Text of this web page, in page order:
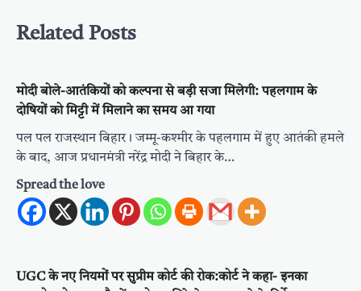
Related Posts
मोदी बोले-आतंकियों को कल्पना से बड़ी सजा मिलेगी: पहलगाम के
दोषियों को मिट्टी में मिलाने का समय आ गया
पल पल राजस्थान बिहार। जम्मू-कश्मीर के पहलगाम में हुए आतंकी हमले
के बाद, आज प्रधानमंत्री नरेंद्र मोदी ने बिहार के…
Spread the love
UGC के नए नियमों पर सुप्रीम कोर्ट की रोक:कोर्ट ने कहा- इनका